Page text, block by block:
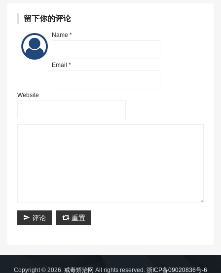
留下你的评论
Name *
Email *
Website
评论 重置
Copyright © 2026. 戒毒矫治网 All rights reserved. 浙ICP备09020836号-6